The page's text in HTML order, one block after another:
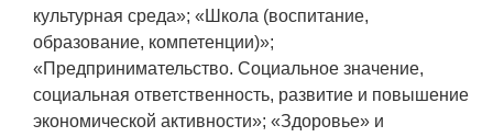
Высокая социальная эффективность
ВНИИТФ
Территория здоровья
культурная среда»; «Школа (воспитание,
образование, компетенции)»;
«Предпринимательство. Социальное значение,
социальная ответственность, развитие и повышение
экономической активности»; «Здоровье» и